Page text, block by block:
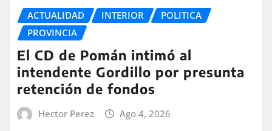
ACTUALIDAD INTERIOR
POLITICA
PROVINCIA
El CD de Pomán intimó al
intendente Gordillo por presunta
retención de fondos
Hector Perez Ago 4, 2026